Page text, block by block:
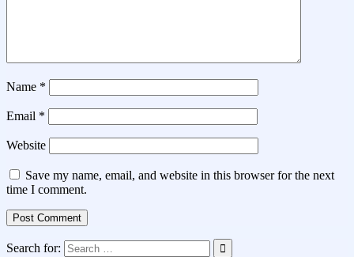
Name *
Email *
Website
Save my name, email, and website in this browser for the next
time I comment.
Search for: